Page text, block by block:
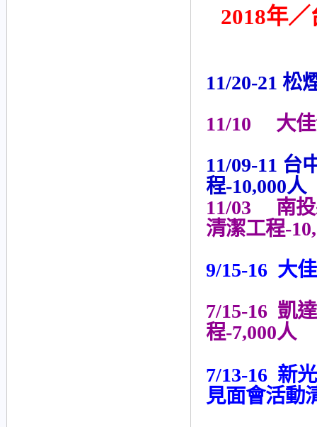
2018年／
11/20-21 松
11/10 大佳
11/09-11 台
程-10,000人
11/03 南投
清潔工程-
9/15-16 大
7/15-16 凱
程-7,000人
7/13-16 新
見面會活動